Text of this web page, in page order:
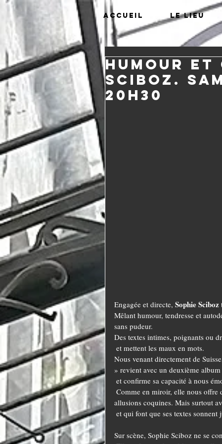
Accueil Le lieu
Humour et
Sciboz.
20H30
Engagée et directe, Sophie Sciboz
Mêlant humour, tendresse et
sans pudeur.
Des textes intimes, poignants ou
et mettent les maux en mots.
Nous venant directement de
» revient avec un deuxième album
et confirme sa capacité à nous
allusions coquines. Mais surtout
et qui font que ses textes sonnent
Sur scène, Sophie Sciboz ne se